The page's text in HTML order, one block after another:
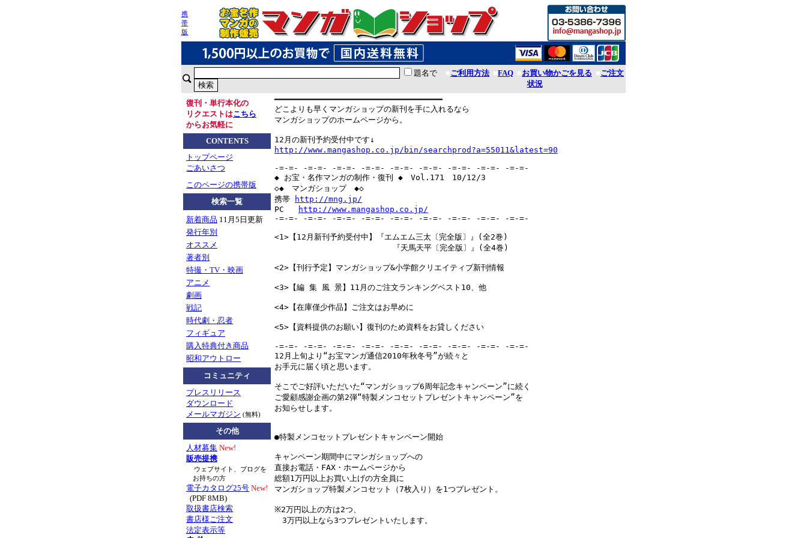
携
帯
版
題名で ■ご利用方法■FAQ ■お買い物かごを見る ■ご注文
状況
復刊・単行本化の
リクエストはこちら
からお気軽に
CONTENTS
トップページ
ごあいさつ
このページの携帯版
検索一覧
新着商品 11月5日更新
発行年別
オススメ
著者別
特撮・TV・映画
アニメ
劇画
戦記
時代劇・忍者
フィギュア
購入特典付き商品
昭和アウトロー
コミュニティ
プレスリリース
ダウンロード
メールマガジン (無料)
その他
人材募集 New!
販売提携
ウェブサイト、ブログを
お持ちの方
電子カタログ25号 New!
(PDF 8MB)
取扱書店検索
書店様ご注文
法定表示等
━━━━━━━━━━━━━━━━━━━━━━━━━━━━━━━━━━━
どこよりも早くマンガショップの新刊を手に入れるなら
マンガショップのホームページから。
http://www.mangashop.co.jp/bin/searchprod?a=55011&latest=90
-=-=- -=-=- -=-=- -=-=- -=-=- -=-=- -=-=- -=-=- -=-=-
◆ お宝・名作マンガの制作・復刊 ◆　Vol.171　10/12/3
◇◆　マンガショップ　◆◇
携帯
http://mng.jp/
PC
http://www.mangashop.co.jp/
-=-=- -=-=- -=-=- -=-=- -=-=- -=-=- -=-=- -=-=- -=-=-
<1>【12月新刊予約受付中】『エムエム三太〔完全版〕』(全2巻)
『天馬天平〔完全版〕』(全4巻)
<2>【刊行予定】マンガショップ&小学館クリエイティブ新刊情報
<3>【編 集 風 景】11月のご注文ランキングベスト10、他
<4>【在庫僅少作品】ご注文はお早めに
<5>【資料提供のお願い】復刊のため資料をお貸しください
-=-=- -=-=- -=-=- -=-=- -=-=- -=-=- -=-=- -=-=- -=-=-
12月上旬より“お宝マンガ通信2010年秋冬号”が続々と
お手元に届く頃と思います。
そこでご好評いただいた“マンガショップ6周年記念キャンペーン”に続く
ご愛顧感謝企画の第2弾“特製メンコセットプレゼントキャンペーン”を
お知らせします。
●特製メンコセットプレゼントキャンペーン開始
キャンペーン期間中にマンガショップへの
直接お電話・FAX・ホームページから
総額1万円以上お買い上げの方全員に
マンガショップ特製メンコセット（7枚入り）を1つプレゼント。
※2万円以上の方は2つ、
3万円以上なら3つプレゼントいたします。